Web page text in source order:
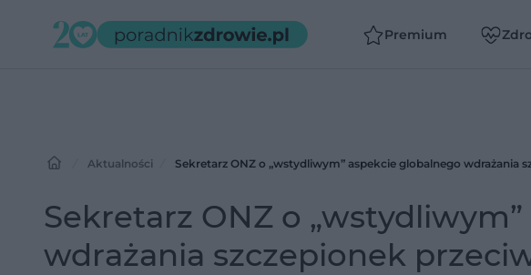
Premium
Aktualności Sekretarz ONZ o „wstydliwym” aspekcie globalnego wdrażania
Sekretarz ONZ o
wdrażania szczepionek